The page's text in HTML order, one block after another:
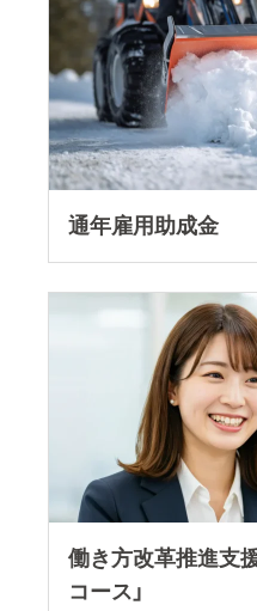
通年雇用助成金
働き方改革推進支
コース」
働き方改革推進支